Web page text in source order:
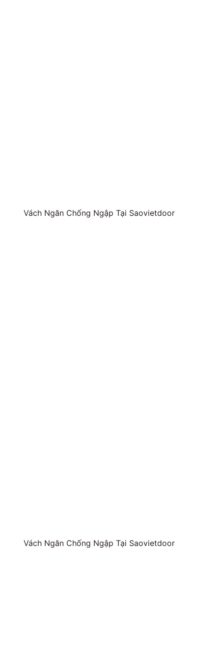
Vách Ngăn Chống Ngập Tại Saovietdoor
Vách Ngăn Chống Ngập Tại Saovietdoor